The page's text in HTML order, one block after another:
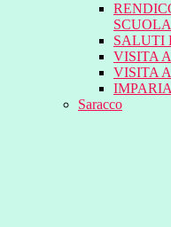
SALUTI
VISITA
VISITA
Saracco